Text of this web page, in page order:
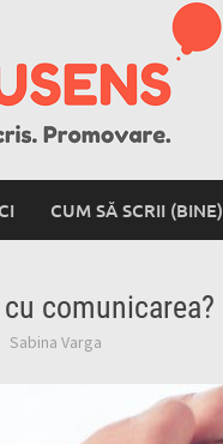
CUM SĂ SCRII (BINE)
comunicarea?
Sabina Varga